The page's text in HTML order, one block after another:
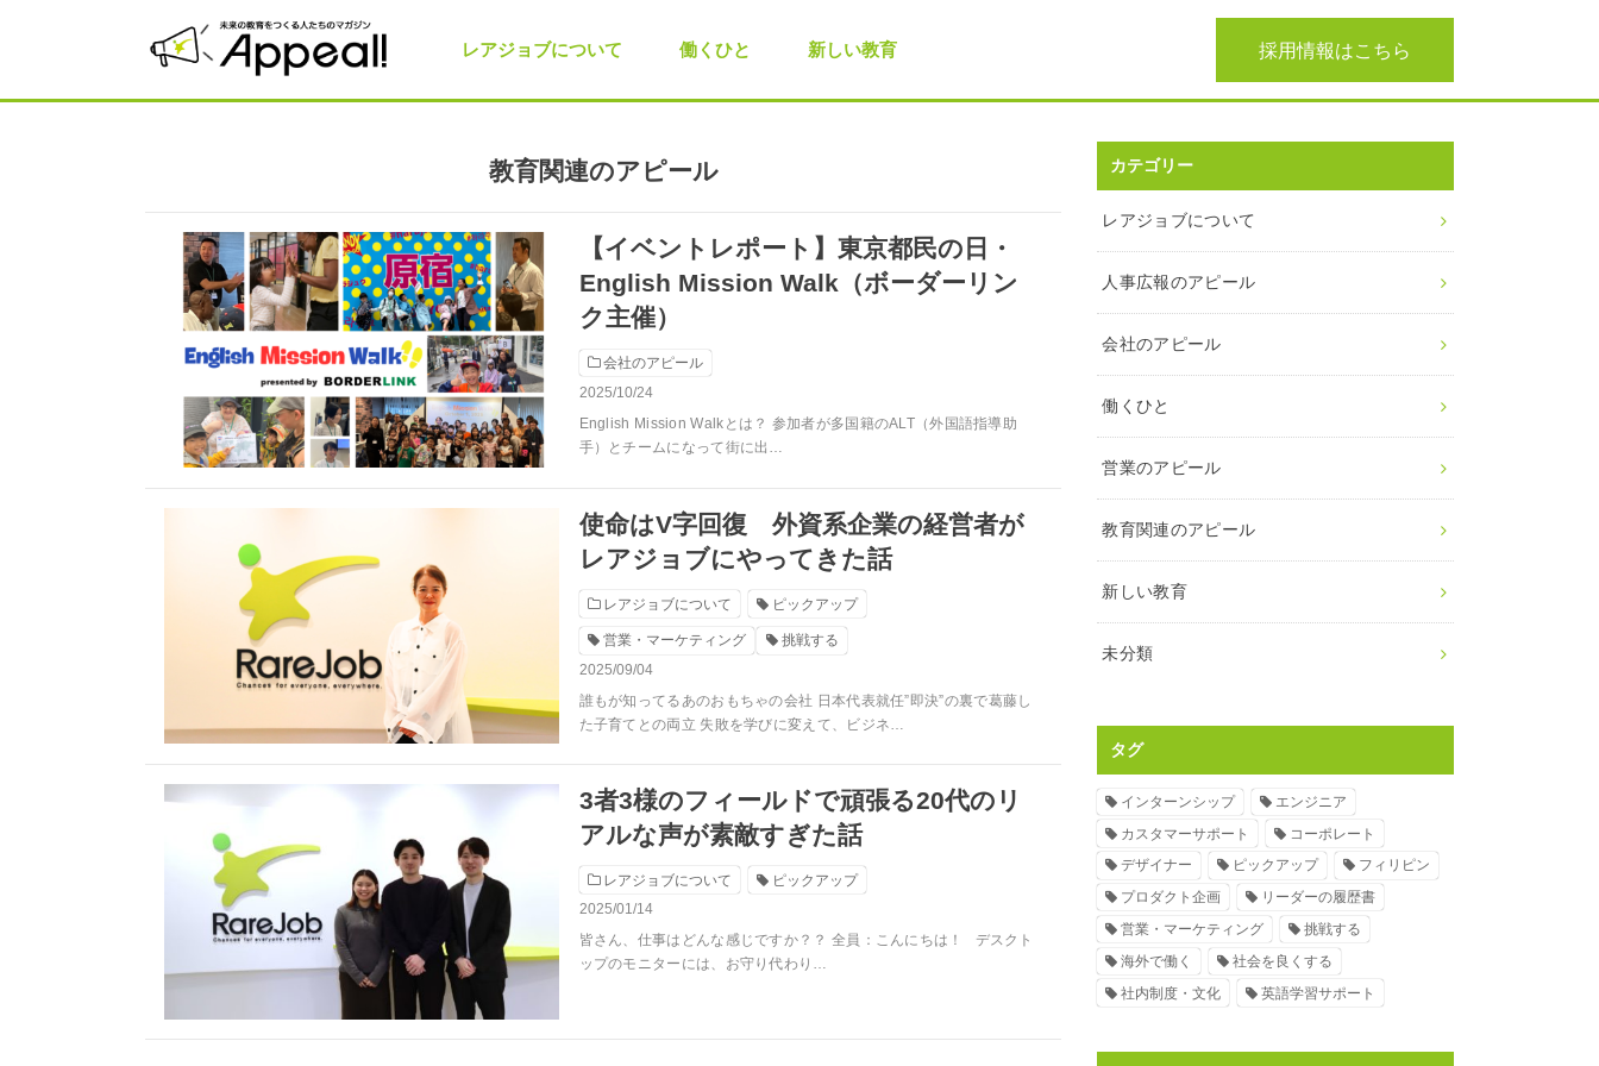
レアジョブについて 働くひと 新しい教育 採用情報はこちら
教育関連のアピール
【イベントレポート】東京都民の日・
English Mission Walk（ボーダーリン
ク主催）
会社のアピール
2025/10/24
English Mission Walkとは？ 参加者が多国籍のALT（外国語指導助
手）とチームになって街に出…
使命はV字回復 外資系企業の経営者が
レアジョブにやってきた話
レアジョブについて ピックアップ
営業・マーケティング
挑戦する
2025/09/04
誰もが知ってるあのおもちゃの会社 日本代表就任”即決”の裏で葛藤し
た子育てとの両立 失敗を学びに変えて、ビジネ…
3者3様のフィールドで頑張る20代のリ
アルな声が素敵すぎた話
レアジョブについて
ピックアップ
2025/01/14
皆さん、仕事はどんな感じですか？？ 全員：こんにちは！ デスクト
ップのモニターには、お守り代わり…
カテゴリー
レアジョブについて
人事広報のアピール
会社のアピール
働くひと
営業のアピール
教育関連のアピール
新しい教育
未分類
タグ
インターンシップ
エンジニア
カスタマーサポート
コーポレート
デザイナー
ピックアップ
フィリピン
プロダクト企画
リーダーの履歴書
営業・マーケティング
挑戦する
海外で働く
社会を良くする
社内制度・文化
英語学習サポート